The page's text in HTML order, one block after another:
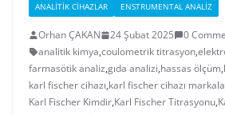
ANALITIK CIHAZLAR ENSTRUMENTAL ANALIZ
Orhan ÇAKAN 24 Şubat 2025
0
analitik kimya,coulometrik titrasyon,
farmasötik analiz,gıda analizi,hassas ölçüm,
karl fischer cihazı,karl fischer cihazı
Karl Fischer Kimdir,Karl Fischer Titrasyonu,